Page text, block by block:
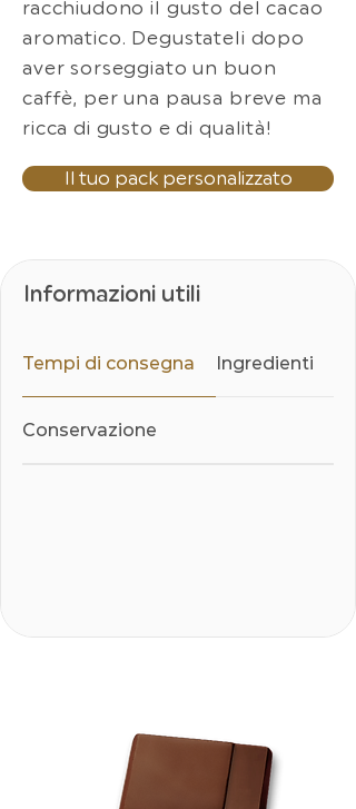
racchiudono il gusto del cacao
aromatico. Degustateli dopo
aver sorseggiato un buon
caffè, per una pausa breve ma
ricca di gusto e di qualità!
Il tuo pack personalizzato
Informazioni utili
Tempi di consegna Ingredienti
Conservazione